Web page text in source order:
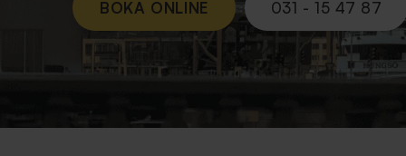
BOKA ONLINE 031 - 15 47 87